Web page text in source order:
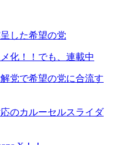
した希望の党
化！！でも、連載中
党で希望の党に合流す
のカルーセルスライダ